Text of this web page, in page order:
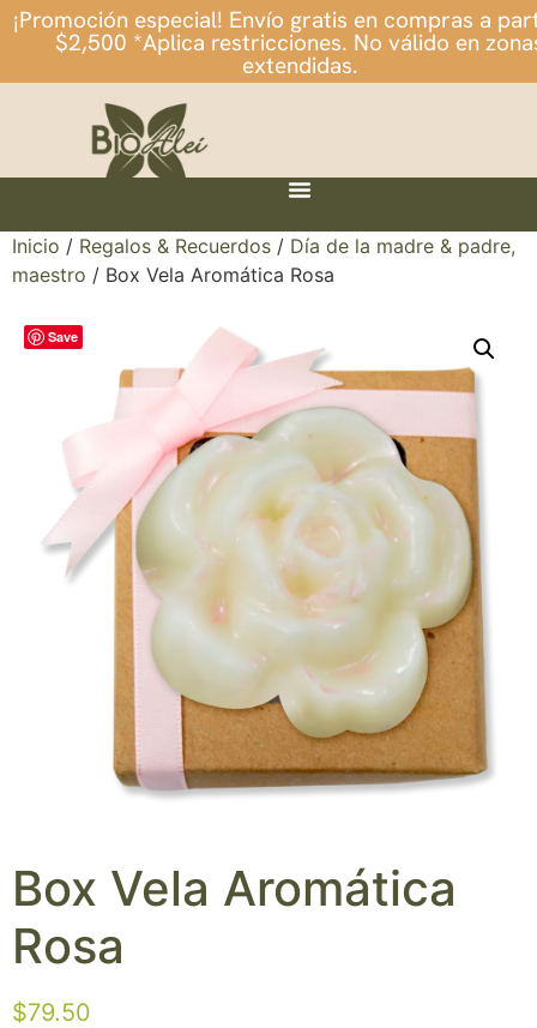
¡Promoción especial! Envío gratis en compras a
$2,500 *Aplica restricciones. No válido en
extendidas.
Inicio / Regalos & Recuerdos / Día de la madre & padre,
maestro / Box Vela Aromática Rosa
Save
Box Vela Aromática
Rosa
$79.50